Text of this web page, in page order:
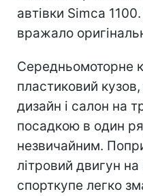
автівки Simca
вражало
Середньомоторне
пластиковий
дизайн і салон на
посадкою в один
незвичайним.
літровий двигун
спорткупе легко